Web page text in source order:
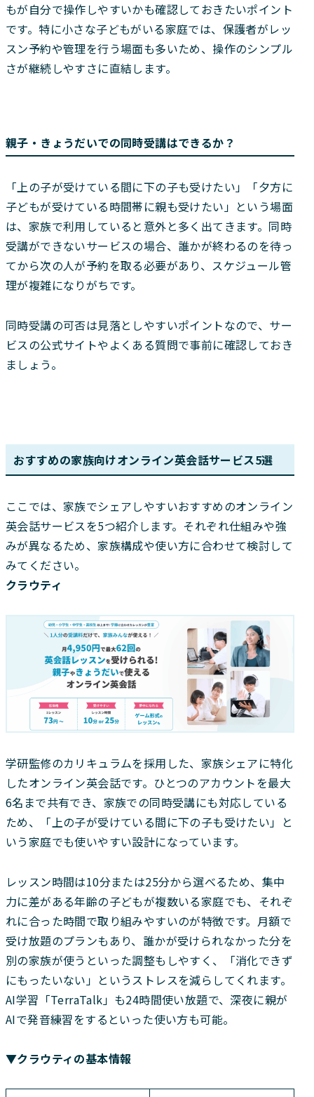
もが自分で操作しやすいかも確認しておきたいポイント
です。特に小さな子どもがいる家庭では、保護者がレッ
スン予約や管理を行う場面も多いため、操作のシンプル
さが継続しやすさに直結します。
親子・きょうだいでの同時受講はできるか？
「上の子が受けている間に下の子も受けたい」「夕方に
子どもが受けている時間帯に親も受けたい」という場面
は、家族で利用していると意外と多く出てきます。同時
受講ができないサービスの場合、誰かが終わるのを待っ
てから次の人が予約を取る必要があり、スケジュール管
理が複雑になりがちです。
同時受講の可否は見落としやすいポイントなので、サー
ビスの公式サイトやよくある質問で事前に確認しておき
ましょう。
おすすめの家族向けオンライン英会話サービス5選
ここでは、家族でシェアしやすいおすすめのオンライン
英会話サービスを5つ紹介します。それぞれ仕組みや強
みが異なるため、家族構成や使い方に合わせて検討して
みてください。
クラウティ
学研監修のカリキュラムを採用した、家族シェアに特化
したオンライン英会話です。ひとつのアカウントを最大
6名まで共有でき、家族での同時受講にも対応している
ため、「上の子が受けている間に下の子も受けたい」と
いう家庭でも使いやすい設計になっています。
レッスン時間は10分または25分から選べるため、集中
力に差がある年齢の子どもが複数いる家庭でも、それぞ
れに合った時間で取り組みやすいのが特徴です。月額で
受け放題のプランもあり、誰かが受けられなかった分を
別の家族が使うといった調整もしやすく、「消化できず
にもったいない」というストレスを減らしてくれます。
AI学習「TerraTalk」も24時間使い放題で、深夜に親が
AIで発音練習をするといった使い方も可能。
▼クラウティの基本情報